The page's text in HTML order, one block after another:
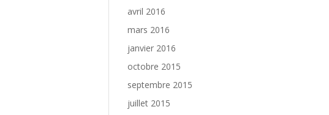
avril 2016
mars 2016
janvier 2016
octobre 2015
septembre 2015
juillet 2015